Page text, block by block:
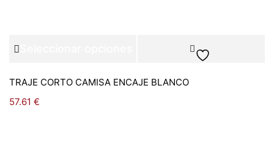
TRAJE CORTO CAMISA ENCAJE BLANCO
57.61 €